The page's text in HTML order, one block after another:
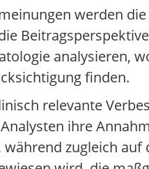
werden
analysieren,
finden.
relevante
ihre
zugleich